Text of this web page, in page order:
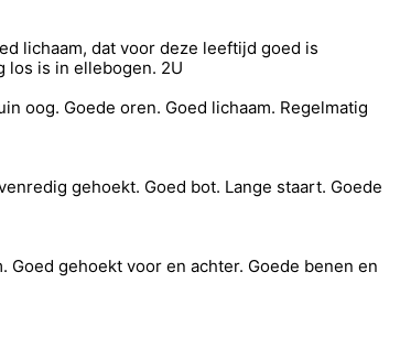
lichaam, dat voor deze leeftijd goed is
los is in ellebogen. 2U
oog. Goede oren. Goed lichaam. Regelmatig
gehoekt. Goed bot. Lange staart. Goede
gehoekt voor en achter. Goede benen en